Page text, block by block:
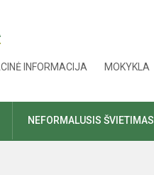
INFORMACIJA MOKYKLA
NEFORMALUSIS ŠVIETIMAS